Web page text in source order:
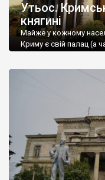
Утьос.
княгині
Майже у кожному
Криму є свій палац (а